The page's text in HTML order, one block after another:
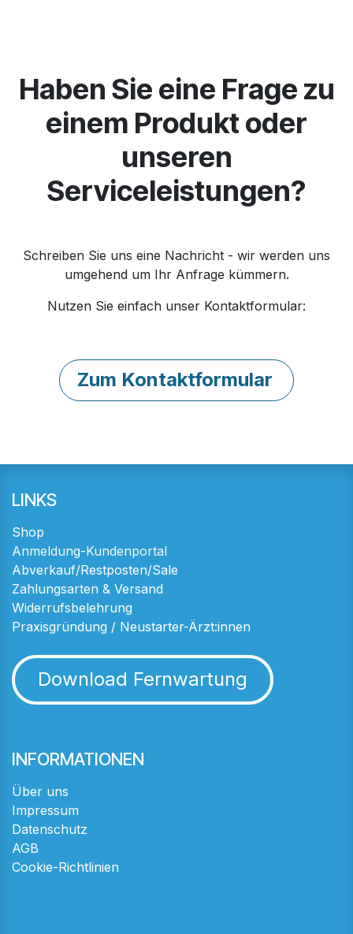
Haben Sie eine Frage zu
einem Produkt oder
unseren
Serviceleistungen?
Schreiben Sie uns eine Nachricht - wir werden uns
umgehend um Ihr Anfrage kümmern.
Nutzen Sie einfach unser Kontaktformular:
Zum Kontaktformular
LINKS
Shop
Anmeldung-Kundenportal
Abverkauf/Restposten/Sale
Zahlungsarten & Versand
Widerrufsbelehrung
Praxisgründung / Neustarter-Ärzt:innen
Download Fernwartung
INFORMATIONEN
Über uns
Impressum
Datenschutz
AGB
Cookie-Richtlinien